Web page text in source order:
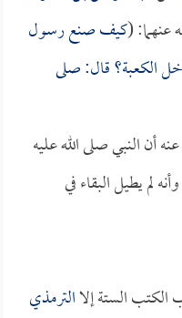
عنهما: (كيف صنع رسول
الكعبة؟ قال: صلى
أن النبي صلى الله عليه
لم يطيل البقاء في
الستة إلاالترمذي